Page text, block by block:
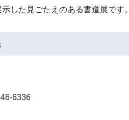
した見ごたえのある書道展です。
6336